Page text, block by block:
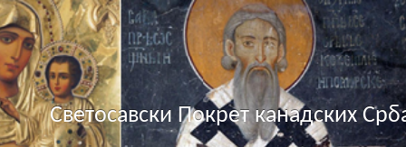
Светосавски Покрет канадских